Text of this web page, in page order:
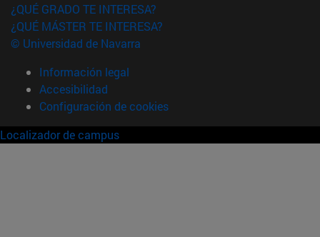
¿QUÉ GRADO TE INTERESA?
¿QUÉ MÁSTER TE INTERESA?
© Universidad de Navarra
Información legal
Accesibilidad
Configuración de cookies
Localizador de campus